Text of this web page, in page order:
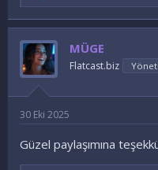
d
e
l
e
r
:
MÜGE
Flatcast.biz
30 Eki 2025
Güzel paylaşımına